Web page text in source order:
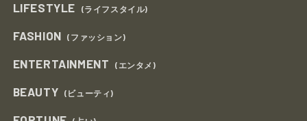
LIFESTYLE (ライフスタイル)
FASHION (ファッション)
ENTERTAINMENT (エンタメ)
BEAUTY (ビューティ)